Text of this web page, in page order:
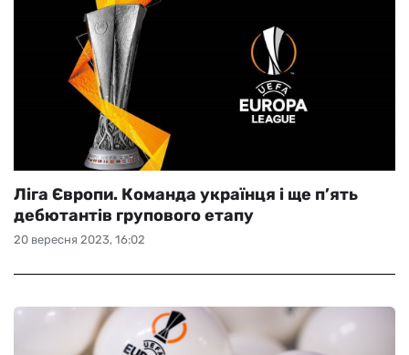
20 вересня 2023, 16:02
Ліга Європи. Команда українця і ще п’ять
дебютантів групового етапу